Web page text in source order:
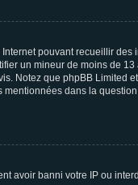
pouvant recueillir
un mineur de moins de
Notez que phpBB Limited
dans la
avoir banni votre IP ou